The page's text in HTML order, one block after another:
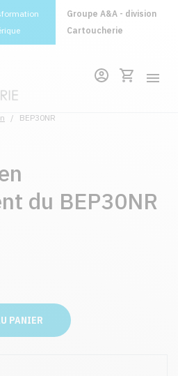
Groupe A&A - division
Cartoucherie
/ BEP30NR
du BEP30NR
PANIER